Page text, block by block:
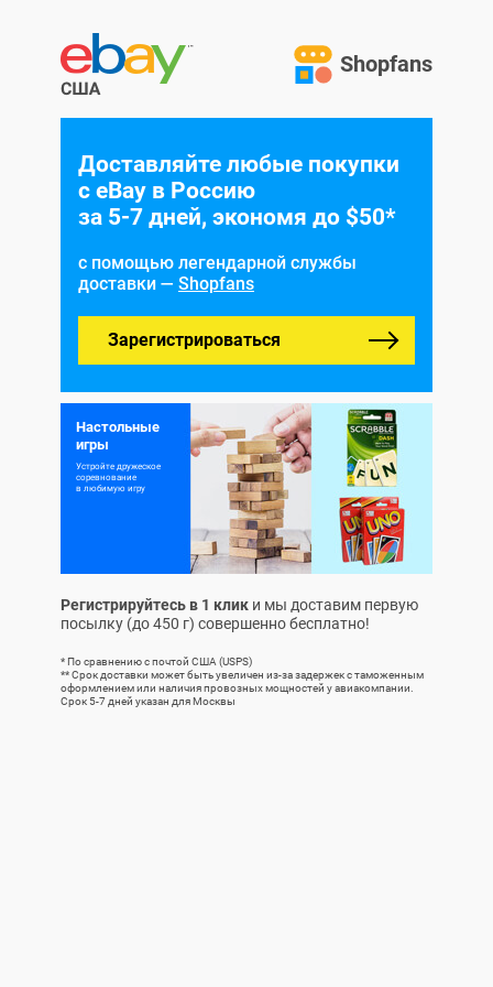
Shopfans
Доставляйте любые покупки
с eBay в Россию
за 5-7 дней, экономя до $50*
с помощью легендарной службы
доставки — Shopfans
Зарегистрироваться
Настольные
игры
Устройте дружеское
соревнование
в любимую игру
Регистрируйтесь в 1 клик и мы доставим первую
посылку (до 450 г) совершенно бесплатно!
* По сравнению с почтой США (USPS)
** Срок доставки может быть увеличен из-за задержек с таможенным
оформлением или наличия провозных мощностей у авиакомпании.
Срок 5-7 дней указан для Москвы